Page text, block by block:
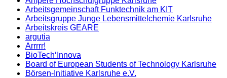
Arbeitsgemeinschaft Funktechnik am KIT
Arbeitsgruppe Junge Lebensmittelchemie Karlsruhe
Arbeitskreis GEARE
argutia
Arrrrr!
BioTech‘Innova
Board of European Students of Technology Karlsruhe
Börsen-Initiative Karlsruhe e.V.